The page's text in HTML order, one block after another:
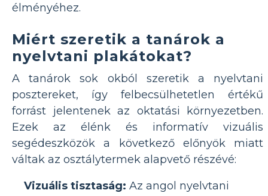
élményéhez.
Miért szeretik a tanárok a
nyelvtani plakátokat?
A tanárok sok okból szeretik a nyelvtani
posztereket, így felbecsülhetetlen értékű
forrást jelentenek az oktatási környezetben.
Ezek az élénk és informatív vizuális
segédeszközök a következő előnyök miatt
váltak az osztálytermek alapvető részévé:
Vizuális tisztaság: Az angol nyelvtani